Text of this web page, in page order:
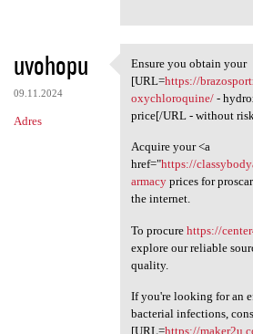
uvohopu
09.11.2024
Adres
Ensure you obtain
Ensure you obtain your
[URL=https://
oxychloroquine/-
price[/URL - without
Acquire your <a
href="https://
armacyprices for
the internet.
To procure https://
explore our reliable
quality.
If you're looking for an
bacterial infections,
[URL=https://